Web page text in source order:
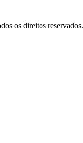
os direitos reservados.